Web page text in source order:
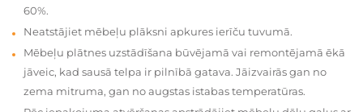
60%.
Neatstājiet mēbeļu plāksni apkures ierīču tuvumā.
Mēbeļu plātnes uzstādīšana būvējamā vai remontējamā ēkā
jāveic, kad sausā telpa ir pilnībā gatava. Jāizvairās gan no
zema mitruma, gan no augstas istabas temperatūras.